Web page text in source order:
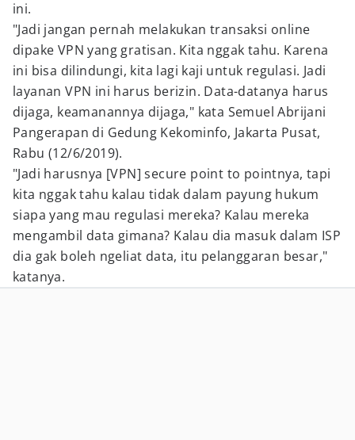
ini.
"Jadi jangan pernah melakukan transaksi online
dipake VPN yang gratisan. Kita nggak tahu. Karena
ini bisa dilindungi, kita lagi kaji untuk regulasi. Jadi
layanan VPN ini harus berizin. Data-datanya harus
dijaga, keamanannya dijaga," kata Semuel Abrijani
Pangerapan di Gedung Kekominfo, Jakarta Pusat,
Rabu (12/6/2019).
"Jadi harusnya [VPN] secure point to pointnya, tapi
kita nggak tahu kalau tidak dalam payung hukum
siapa yang mau regulasi mereka? Kalau mereka
mengambil data gimana? Kalau dia masuk dalam ISP
dia gak boleh ngeliat data, itu pelanggaran besar,"
katanya.